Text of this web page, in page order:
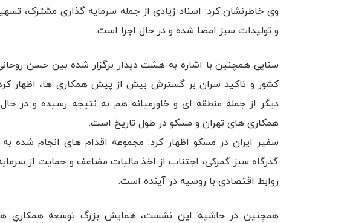
وی خاطرنشان کرد: اسناد زیادی از جمله سرمایه گذاری مشترک،
و تولیدات سبز امضا شده و در حال اجرا است.
سنایی همچنین با اشاره به هشت دیدار برگزار شده بین حسن
کشور و تاکید سران بر گسترش بیش از پیش همکاری ها، اظهار
دیگر از جمله منطقه ای و خاورمیانه هم به نتیجه رسیده و در
همکاری های تهران و مسکو در طول تاریخ است.
سفیر ایران در مسکو اظهار کرد: مجموعه اقدام های انجام شده
گذرگاه سبز گمرکی، اجتناب از اخذ مالیات مضاعف و حمایت از
روابط اقتصادی با روسیه در آینده است.
همچنین در حاشیه این نشست، همايش بزرگ توسعه همكاري